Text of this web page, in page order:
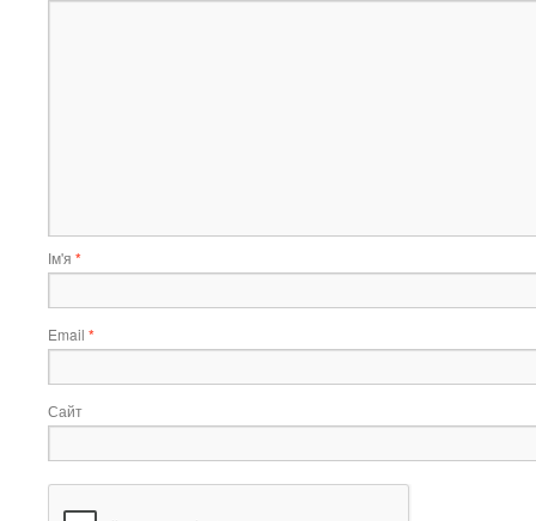
Ім'я *
Email *
Сайт